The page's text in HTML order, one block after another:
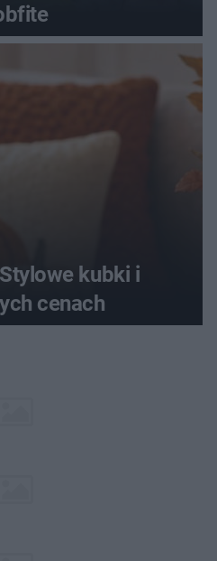
kubki i
cenach